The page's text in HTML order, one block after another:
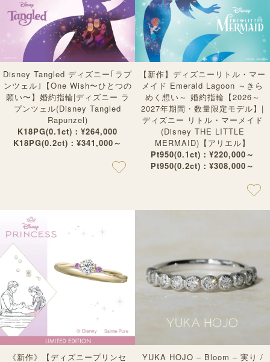
Disney Tangled ディズニー｢ラプ
ンツェル｣【One Wish〜ひとつの
願い〜】婚約指輪|ディズニー ラ
プンツェル(Disney Tangled
Rapunzel)
K18PG(0.1ct)：¥264,000
K18PG(0.2ct)：¥341,000～
【新作】ディズニーリトル・マー
メイド Emerald Lagoon ～きら
めく想い～ 婚約指輪【2026～
2027年期間・数量限定モデル】|
ディズニー リトル・マーメイド
(Disney THE LITTLE
MERMAID)【アリエル】
Pt950(0.1ct)：¥220,000～
Pt950(0.2ct)：¥308,000～
《新作》【ディズニープリンセ
YUKA HOJO – Bloom – 実り /